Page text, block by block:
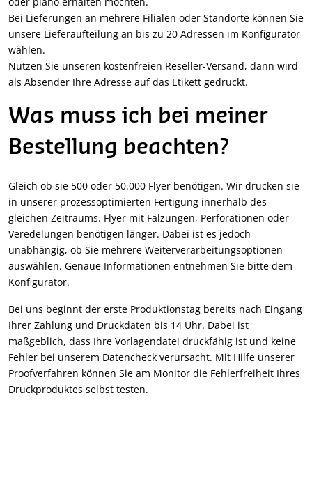
Bei Lieferungen an mehrere Filialen oder Standorte können Sie
unsere Lieferaufteilung an bis zu 20 Adressen im Konfigurator
wählen.
Nutzen Sie unseren kostenfreien Reseller-Versand, dann wird
als Absender Ihre Adresse auf das Etikett gedruckt.
Was muss ich bei meiner
Bestellung beachten?
Gleich ob sie 500 oder 50.000 Flyer benötigen. Wir drucken sie
in unserer prozessoptimierten Fertigung innerhalb des
gleichen Zeitraums. Flyer mit Falzungen, Perforationen oder
Veredelungen benötigen länger. Dabei ist es jedoch
unabhängig, ob Sie mehrere Weiterverarbeitungsoptionen
auswählen. Genaue Informationen entnehmen Sie bitte dem
Konfigurator.
Bei uns beginnt der erste Produktionstag bereits nach Eingang
Ihrer Zahlung und Druckdaten bis 14 Uhr. Dabei ist
maßgeblich, dass Ihre Vorlagendatei druckfähig ist und keine
Fehler bei unserem Datencheck verursacht. Mit Hilfe unserer
Proofverfahren können Sie am Monitor die Fehlerfreiheit Ihres
Druckproduktes selbst testen.